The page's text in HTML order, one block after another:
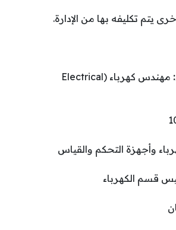
مهندس كهرباء (Electrical
وأجهزة التحكم والقياس
قسم الكهرباء